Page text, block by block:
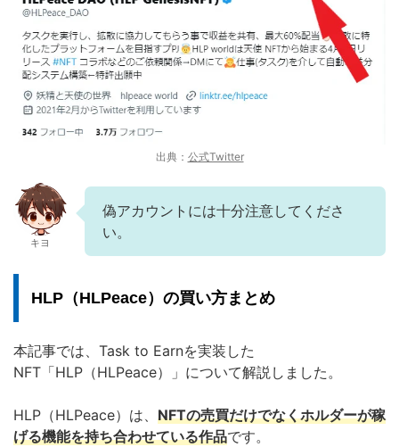
出典： 公式Twitter
キヨ
偽アカウントには十分注意してくださ
い。
HLP（HLPeace）の買い方まとめ
本記事では、Task to Earnを実装した
NFT「HLP（HLPeace）」について解説しました。
HLP（HLPeace）は、 NFTの売買だけでなくホルダーが稼
げる機能を持ち合わせている作品です。